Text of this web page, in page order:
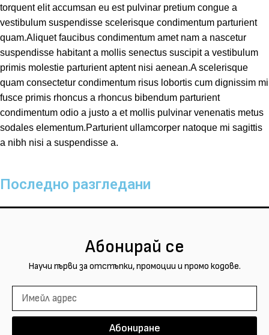
torquent elit accumsan eu est pulvinar pretium congue a
vestibulum suspendisse scelerisque condimentum parturient
quam.Aliquet faucibus condimentum amet nam a nascetur
suspendisse habitant a mollis senectus suscipit a vestibulum
primis molestie parturient aptent nisi aenean.A scelerisque
quam consectetur condimentum risus lobortis cum dignissim mi
fusce primis rhoncus a rhoncus bibendum parturient
condimentum odio a justo a et mollis pulvinar venenatis metus
sodales elementum.Parturient ullamcorper natoque mi sagittis
a nibh nisi a suspendisse a.
Последно разгледани
Абонирай се
Научи първи за отстъпки, промоции и промо кодове.
Абониране